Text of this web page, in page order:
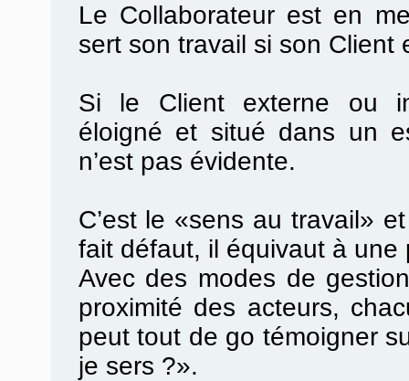
Le Collaborateur est en
sert son travail si son Client
Si le Client externe ou
éloigné et situé dans un
n’est pas évidente.
C’est le «sens au travail»
fait défaut, il équivaut à une
Avec des modes de
proximité des acteurs,
peut tout de go témoigner
je sers ?».